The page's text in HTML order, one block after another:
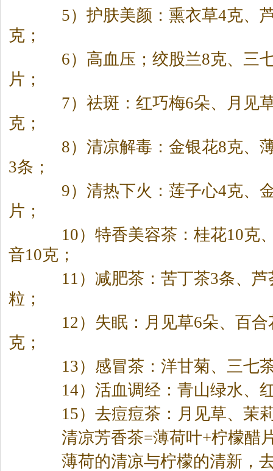
5）护肤美颜：熏衣草4克、
克；
6）高血压；绞股兰8克、三
片；
7）祛斑：红巧梅6朵、月见
克；
8）清凉解毒：金银花8克、
3条；
9）清热下火：莲子心4克、
片；
10）特香美容茶 ：桂花10克
音10克；
11）减肥茶 ：苦丁茶3条、芦
粒；
12）失眠：月见草6朵、百合
克；
13）感冒茶 ：洋甘菊、三七
14）活血调经：青山绿水、
15）去痘痘茶 ：月见草、茉
清凉芳香茶=薄荷叶+柠檬醋
薄荷的清凉与柠檬的清新，去